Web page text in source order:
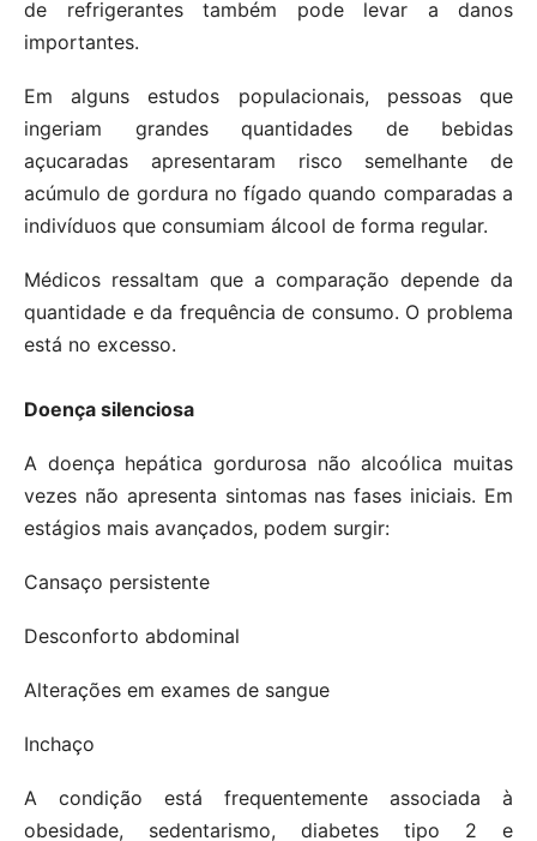
de refrigerantes também pode levar a danos
importantes.
Em alguns estudos populacionais, pessoas que
ingeriam grandes quantidades de bebidas
açucaradas apresentaram risco semelhante de
acúmulo de gordura no fígado quando comparadas a
indivíduos que consumiam álcool de forma regular.
Médicos ressaltam que a comparação depende da
quantidade e da frequência de consumo. O problema
está no excesso.
Doença silenciosa
A doença hepática gordurosa não alcoólica muitas
vezes não apresenta sintomas nas fases iniciais. Em
estágios mais avançados, podem surgir:
Cansaço persistente
Desconforto abdominal
Alterações em exames de sangue
Inchaço
A condição está frequentemente associada à
obesidade, sedentarismo, diabetes tipo 2 e